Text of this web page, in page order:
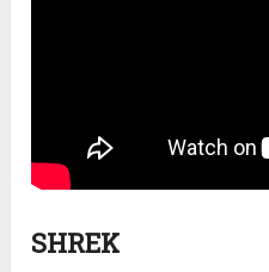
SHREK